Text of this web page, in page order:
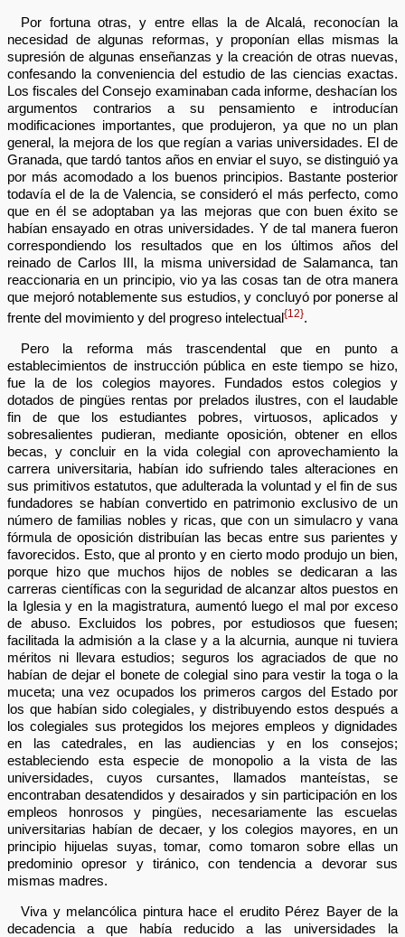
Por fortuna otras, y entre ellas la de Alcalá, reconocían la
necesidad de algunas reformas, y proponían ellas mismas la
supresión de algunas enseñanzas y la creación de otras nuevas,
confesando la conveniencia del estudio de las ciencias exactas.
Los fiscales del Consejo examinaban cada informe, deshacían los
argumentos contrarios a su pensamiento e introducían
modificaciones importantes, que produjeron, ya que no un plan
general, la mejora de los que regían a varias universidades. El de
Granada, que tardó tantos años en enviar el suyo, se distinguió ya
por más acomodado a los buenos principios. Bastante posterior
todavía el de la de Valencia, se consideró el más perfecto, como
que en él se adoptaban ya las mejoras que con buen éxito se
habían ensayado en otras universidades. Y de tal manera fueron
correspondiendo los resultados que en los últimos años del
reinado de Carlos III, la misma universidad de Salamanca, tan
reaccionaria en un principio, vio ya las cosas tan de otra manera
que mejoró notablemente sus estudios, y concluyó por ponerse al
frente del movimiento y del progreso intelectual{12}.
Pero la reforma más trascendental que en punto a
establecimientos de instrucción pública en este tiempo se hizo,
fue la de los colegios mayores. Fundados estos colegios y
dotados de pingües rentas por prelados ilustres, con el laudable
fin de que los estudiantes pobres, virtuosos, aplicados y
sobresalientes pudieran, mediante oposición, obtener en ellos
becas, y concluir en la vida colegial con aprovechamiento la
carrera universitaria, habían ido sufriendo tales alteraciones en
sus primitivos estatutos, que adulterada la voluntad y el fin de sus
fundadores se habían convertido en patrimonio exclusivo de un
número de familias nobles y ricas, que con un simulacro y vana
fórmula de oposición distribuían las becas entre sus parientes y
favorecidos. Esto, que al pronto y en cierto modo produjo un bien,
porque hizo que muchos hijos de nobles se dedicaran a las
carreras científicas con la seguridad de alcanzar altos puestos en
la Iglesia y en la magistratura, aumentó luego el mal por exceso
de abuso. Excluidos los pobres, por estudiosos que fuesen;
facilitada la admisión a la clase y a la alcurnia, aunque ni tuviera
méritos ni llevara estudios; seguros los agraciados de que no
habían de dejar el bonete de colegial sino para vestir la toga o la
muceta; una vez ocupados los primeros cargos del Estado por
los que habían sido colegiales, y distribuyendo estos después a
los colegiales sus protegidos los mejores empleos y dignidades
en las catedrales, en las audiencias y en los consejos;
estableciendo esta especie de monopolio a la vista de las
universidades, cuyos cursantes, llamados manteístas, se
encontraban desatendidos y desairados y sin participación en los
empleos honrosos y pingües, necesariamente las escuelas
universitarias habían de decaer, y los colegios mayores, en un
principio hijuelas suyas, tomar, como tomaron sobre ellas un
predominio opresor y tiránico, con tendencia a devorar sus
mismas madres.
Viva y melancólica pintura hace el erudito Pérez Bayer de la
decadencia a que había reducido a las universidades la